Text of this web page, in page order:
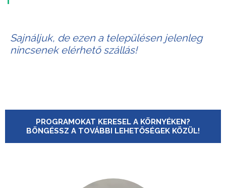
Sajnáljuk, de ezen a településen jelenleg
nincsenek elérhető szállás!
PROGRAMOKAT KERESEL A KÖRNYÉKEN?
BÖNGÉSSZ A TOVÁBBI LEHETŐSÉGEK KÖZÜL!